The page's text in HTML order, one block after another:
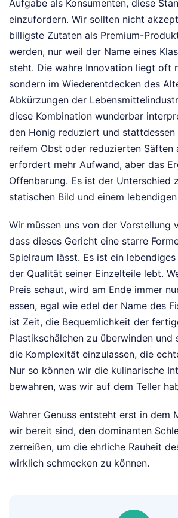
Aufgabe als Konsumenten, diese
einzufordern. Wir sollten nicht
billigste Zutaten als Premium-
werden, nur weil der Name eines
steht. Die wahre Innovation liegt oft
sondern im Wiederentdecken des
Abkürzungen der
diese Kombination wunderbar
den Honig reduziert und
reifem Obst oder reduzierten Säften
erfordert mehr Aufwand, aber das
Offenbarung. Es ist der Unterschied
statischen Bild und einem
Wir müssen uns von der Vorstellung
dass dieses Gericht eine starre
Spielraum lässt. Es ist ein
der Qualität seiner Einzelteile lebt.
Preis schaut, wird am Ende immer
essen, egal wie edel der Name des
ist Zeit, die Bequemlichkeit der
Plastikschälchen zu überwinden und
die Komplexität einzulassen, die
Nur so können wir die kulinarische
bewahren, was wir auf dem Teller
Wahrer Genuss entsteht erst in dem
wir bereit sind, den dominanten
zerreißen, um die ehrliche Rauheit
wirklich schmecken zu können.